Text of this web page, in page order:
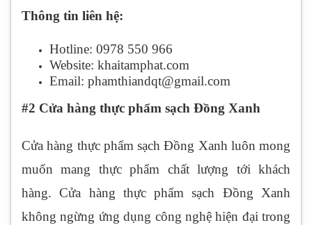
Thông tin liên hệ:
Hotline: 0978 550 966
Website: khaitamphat.com
Email: phamthiandqt@gmail.com
#2 Cửa hàng thực phẩm sạch Đồng Xanh
Cửa hàng thực phẩm sạch Đồng Xanh luôn mong
muốn mang thực phẩm chất lượng tới khách
hàng. Cửa hàng thực phẩm sạch Đồng Xanh
không ngừng ứng dụng công nghệ hiện đại trong